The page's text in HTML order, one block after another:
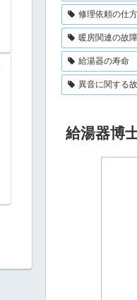
修理依頼の仕方
暖房関連の故障
給湯器の寿命
異音に関する
給湯器博